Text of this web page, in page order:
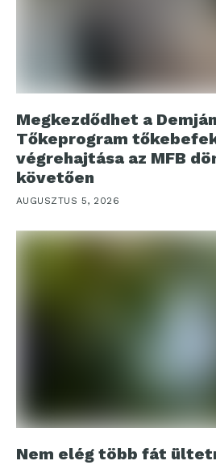
Megkezdődhet a
Tőkeprogram
végrehajtása az MFB
követően
AUGUSZTUS 5, 2026
Nem elég több fát